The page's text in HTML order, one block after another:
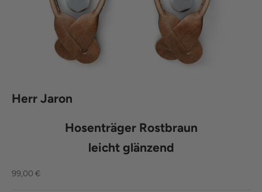
Herr Jaron
Hosenträger Rostbraun
leicht glänzend
Angebot
99,00 €